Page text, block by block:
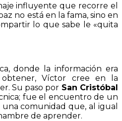
influyente que recorre el
no está en la fama, sino en
lo que sabe le «quita
donde la información era
Víctor cree en la
Su paso por San Cristóbal
fue el encuentro de un
comunidad que, al igual
de aprender.